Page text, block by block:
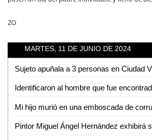
ZO
MARTES, 11 DE JUNIO DE 2024
Mi hijo murió en una emboscada de